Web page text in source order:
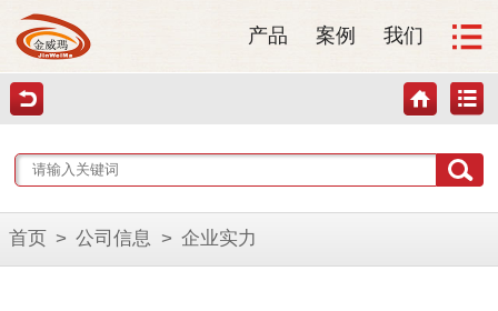
产品 案例 我们
首页 > 公司信息 > 企业实力